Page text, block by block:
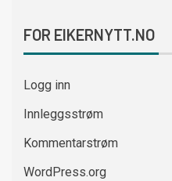
FOR EIKERNYTT.NO
Logg inn
Innleggsstrøm
Kommentarstrøm
WordPress.org